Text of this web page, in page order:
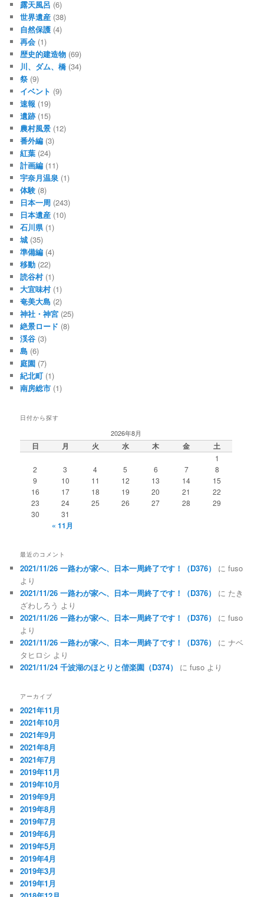
露天風呂 (6)
世界遺産 (38)
自然保護 (4)
再会 (1)
歴史的建造物 (69)
川、ダム、橋 (34)
祭 (9)
イベント (9)
速報 (19)
遺跡 (15)
農村風景 (12)
番外編 (3)
紅葉 (24)
計画編 (11)
宇奈月温泉 (1)
体験 (8)
日本一周 (243)
日本遺産 (10)
石川県(1)
城 (35)
準備編 (4)
移動 (22)
読谷村(1)
大宜味村(1)
奄美大島 (2)
神社・神宮 (25)
絶景ロード (8)
渓谷 (3)
島 (6)
庭園 (7)
紀北町 (1)
南房総市 (1)
日付から探す
2026年8月
日 月 火 水 木 金 土
1
2
3 4 5 6 7
8
9
10 11 12 13 14
15
16
17 18 19 20 21
22
23
24 25 26 27 28
29
30
31
« 11月
最近のコメント
2021/11/26 一路わが家へ、日本一周終了です！（D376） にfuso
より
2021/11/26 一路わが家へ、日本一周終了です！（D376）
に たき
ざわしろう より
2021/11/26 一路わが家へ、日本一周終了です！（D376）
にfuso
より
2021/11/26 一路わが家へ、日本一周終了です！（D376）
にナベ
タヒロシ より
2021/11/24 千波湖のほとりと偕楽園（D374）
にfuso より
アーカイブ
2021年11月
2021年10月
2021年9月
2021年8月
2021年7月
2019年11月
2019年10月
2019年9月
2019年8月
2019年7月
2019年6月
2019年5月
2019年4月
2019年3月
2019年1月